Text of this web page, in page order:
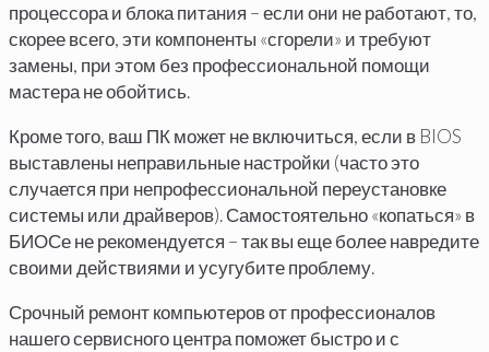
процессора и блока питания – если они не работают, то,
скорее всего, эти компоненты «сгорели» и требуют
замены, при этом без профессиональной помощи
мастера не обойтись.
Кроме того, ваш ПК может не включиться, если в BIOS
выставлены неправильные настройки (часто это
случается при непрофессиональной переустановке
системы или драйверов). Самостоятельно «копаться» в
БИОСе не рекомендуется – так вы еще более навредите
своими действиями и усугубите проблему.
Срочный ремонт компьютеров от профессионалов
нашего сервисного центра поможет быстро и с